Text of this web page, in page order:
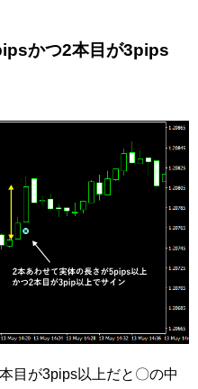
かつ2本目が3pips
目が3pips以上だと〇の中